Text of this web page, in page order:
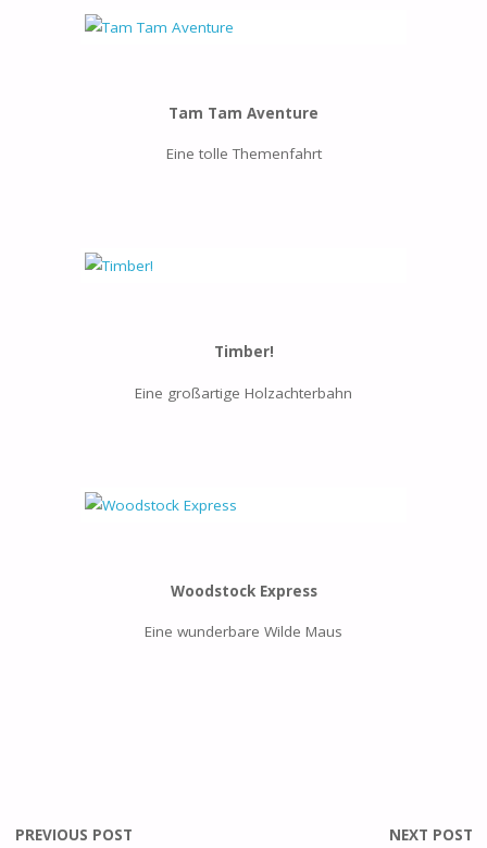
Tam Tam Aventure
Eine tolle Themenfahrt
Timber!
Eine großartige Holzachterbahn
Woodstock Express
Eine wunderbare Wilde Maus
PREVIOUS POST NEXT POST